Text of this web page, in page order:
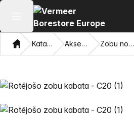
Atvērt galveno izvēlni
Mājas Katalogu Aksesuāri Zobu nomaiņa